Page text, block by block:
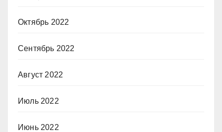
Октябрь 2022
Сентябрь 2022
Август 2022
Июль 2022
Июнь 2022